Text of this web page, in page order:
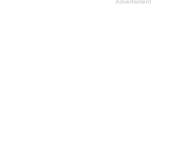
Advertisment